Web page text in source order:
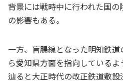
背景には戦時中に行われた国
の影響もある。
一方、盲腸線となった明知鉄
ら愛知県方面を指向している
辿ると大正時代の改正鉄道敷